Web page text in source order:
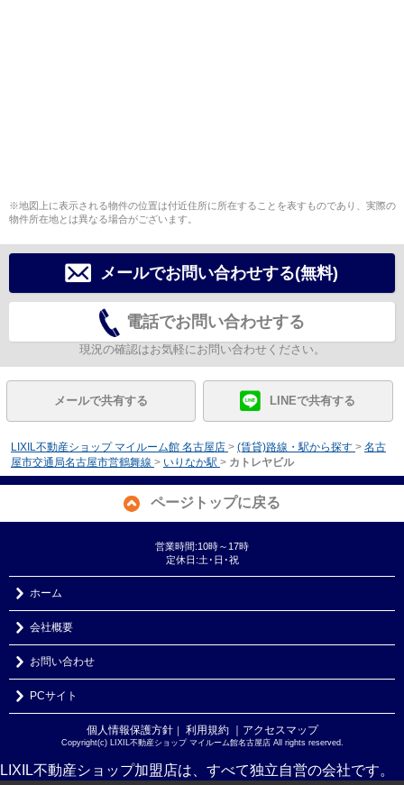
※地図上に表示される物件の位置は付近住所に所在することを表すものであり、実際の
物件所在地とは異なる場合がございます。
メールでお問い合わせする(無料)
電話でお問い合わせする
現況の確認はお気軽にお問い合わせください。
メールで共有する LINEで共有する
LIXIL不動産ショップ マイルーム館 名古屋店 > (賃貸)路線・駅から探す > 名古
屋市交通局名古屋市営鶴舞線 > いりなか駅 > カトレヤビル
ページトップに戻る
営業時間:10時～17時
定休日:土･日･祝
ホーム
会社概要
お問い合わせ
PCサイト
個人情報保護方針｜ 利用規約 ｜アクセスマップ
Copyright(c) LIXIL不動産ショップ マイルーム館名古屋店 All rights reserved.
LIXIL不動産ショップ加盟店は、すべて独立自営の会社です。